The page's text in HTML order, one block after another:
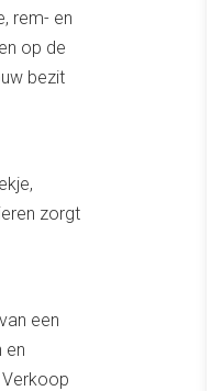
rem- en
op de
bezit
zorgt
een
en